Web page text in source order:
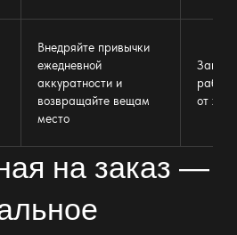
Внедряйте привычки
ежедневной
аккуратности и
возвращайте вещам
место
от
на заказ —